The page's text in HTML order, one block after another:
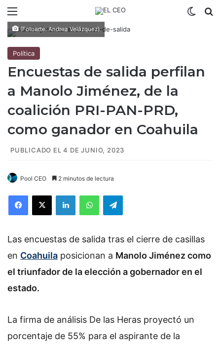
(Fotoarte: Andrea Velázquez)
Política
Encuestas de salida perfilan
a Manolo Jiménez, de la
coalición PRI-PAN-PRD,
como ganador en Coahuila
PUBLICADO EL 4 DE JUNIO, 2023
Pool CEO 2 minutos de lectura
Las encuestas de salida tras el cierre de casillas
en Coahuila posicionan a Manolo Jiménez como
el triunfador de la elección a gobernador en el
estado.
La firma de análisis De las Heras proyectó un
porcentaje de 55% para el aspirante de la